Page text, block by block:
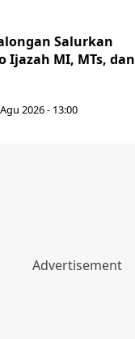
Salurkan
Ijazah MI, MTs, dan
2026 - 13:00